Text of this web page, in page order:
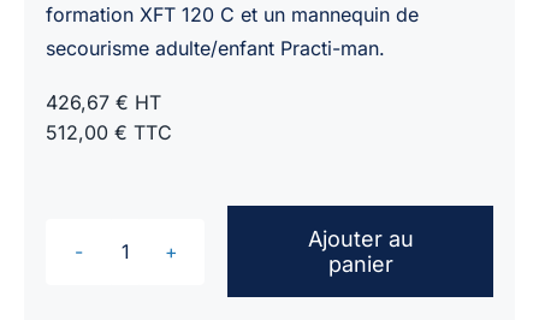
formation XFT 120 C et un mannequin de
secourisme adulte/enfant Practi-man.
426,67 € HT
512,00 € TTC
quantité
Ajouter au
panier